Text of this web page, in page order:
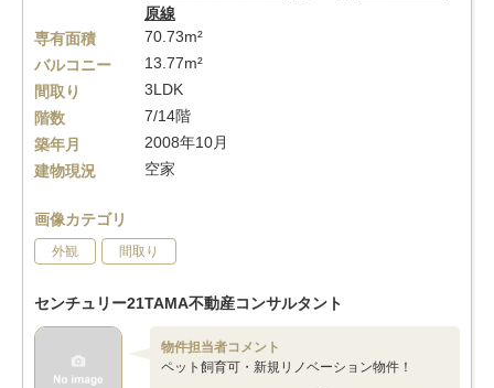
原線
専有面積
70.73m²
バルコニー
13.77m²
間取り
3LDK
階数
7/14階
築年月
2008年10月
建物現況
空家
画像カテゴリ
外観 間取り
センチュリー21TAMA不動産コンサルタント
物件担当者コメント
ペット飼育可・新規リノベーション物件！